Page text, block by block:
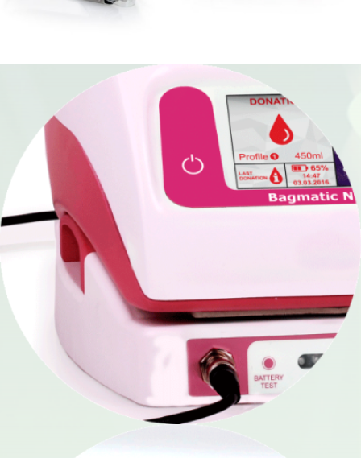
LEP medicininė lazerio sistema
Stereo-elektroencefalografija (SEEG)
Branduolinė medicina
Farmacija ir maisto pramonė
Veterinarija
Gyvybės mokslai
Mėginių transportavimo sistemos/Laboratorijos
automatizavimas
Fizioterapinė ir reabilitacinė įranga